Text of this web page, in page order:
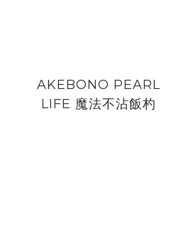
AKEBONO PEARL
LIFE 魔法不沾飯杓